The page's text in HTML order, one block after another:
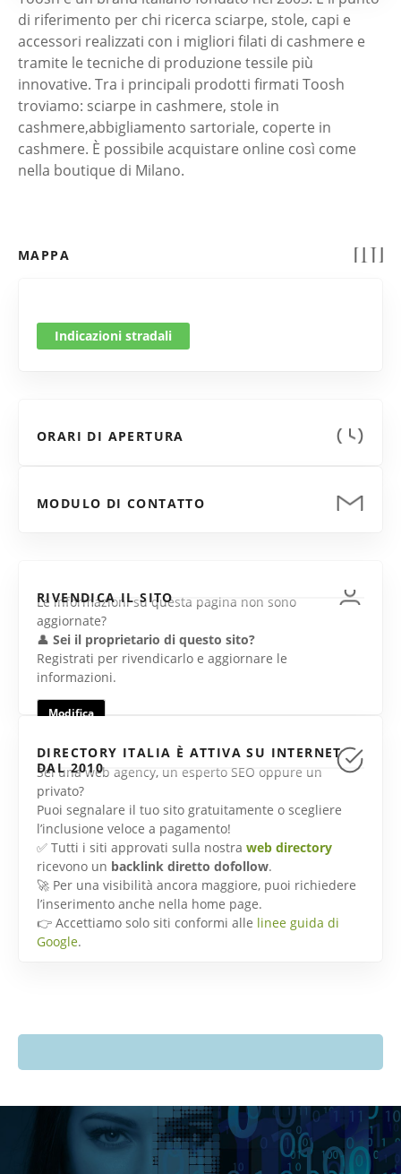
di riferimento per chi ricerca sciarpe, stole, capi e
accessori realizzati con i migliori filati di cashmere e
tramite le tecniche di produzione tessile più
innovative. Tra i principali prodotti firmati Toosh
troviamo: sciarpe in cashmere, stole in
cashmere,abbigliamento sartoriale, coperte in
cashmere. È possibile acquistare online così come
nella boutique di Milano.
MAPPA
Indicazioni stradali
ORARI DI APERTURA
MODULO DI CONTATTO
RIVENDICA IL SITO
Le informazioni su questa pagina non sono
aggiornate?
👤 Sei il proprietario di questo sito?
Registrati per rivendicarlo e aggiornare le
informazioni.
Modifica
DIRECTORY ITALIA È ATTIVA SU INTERNET
DAL 2010
Sei una web agency, un esperto SEO oppure un
privato?
Puoi segnalare il tuo sito gratuitamente o scegliere
l’inclusione veloce a pagamento!
✅ Tutti i siti approvati sulla nostra web directory
ricevono un backlink diretto dofollow.
🚀 Per una visibilità ancora maggiore, puoi richiedere
l’inserimento anche nella home page.
👉 Accettiamo solo siti conformi alle linee guida di
Google.